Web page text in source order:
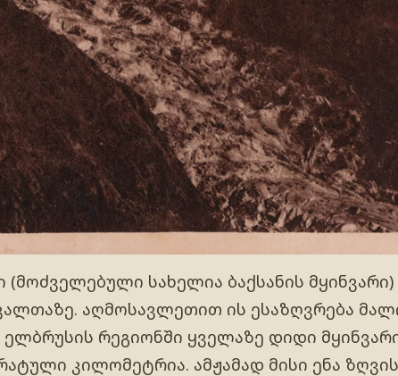
(მოძველებული სახელია ბაქსანის
აღმოსავლეთით ის ესაზღვრება
ელბრუსის რეგიონში ყველაზე დიდი
კილომეტრია. ამჟამად მისი ენა